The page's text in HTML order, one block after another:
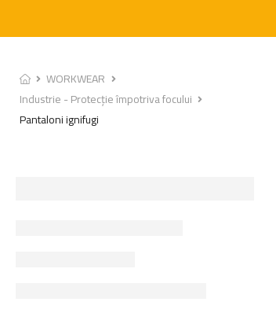
WORKWEAR
Industrie - Protecție împotriva focului
Pantaloni ignifugi